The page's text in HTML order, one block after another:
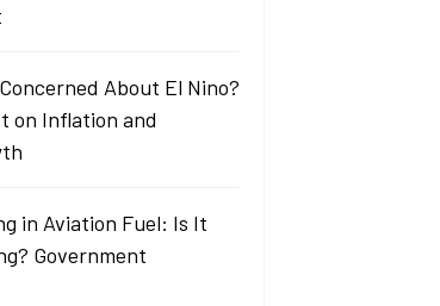
About El Nino?
on Inflation and
in Aviation Fuel: Is It
Government